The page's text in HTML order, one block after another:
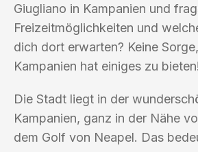
Giugliano in Kampanien und
Freizeitmöglichkeiten und
dich dort erwarten? Keine
Kampanien hat einiges zu bieten!
Die Stadt liegt in der
Kampanien, ganz in der Nähe
dem Golf von Neapel. Das